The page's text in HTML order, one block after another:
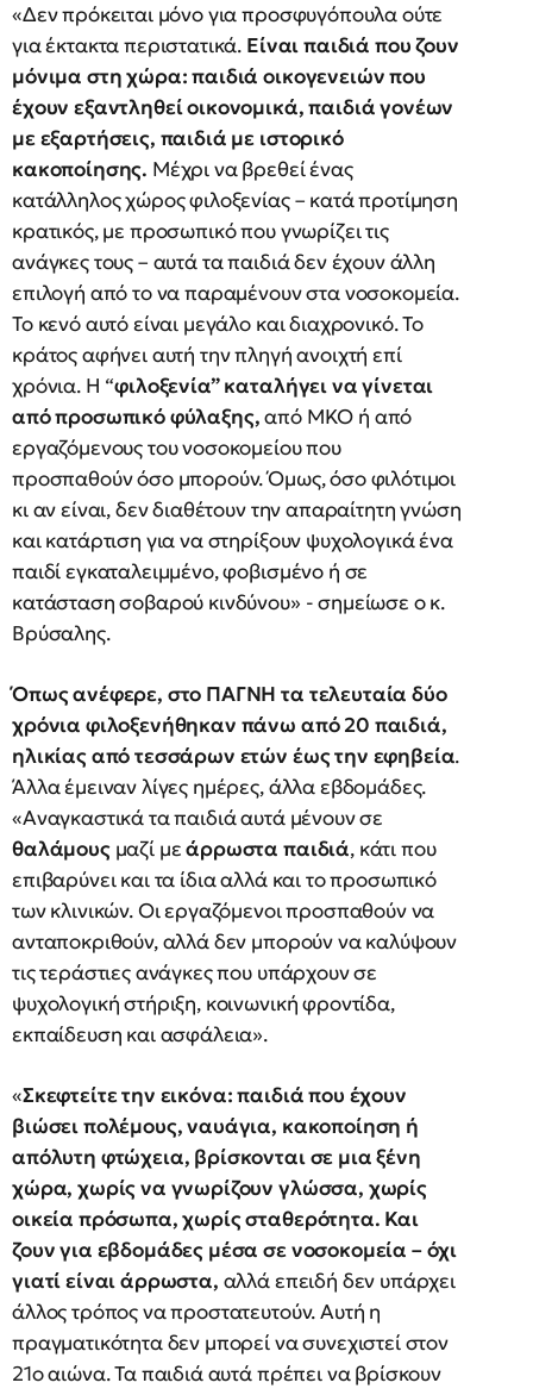
«Δεν πρόκειται μόνο για προσφυγόπουλα ούτε
για έκτακτα περιστατικά. Είναι παιδιά που ζουν
μόνιμα στη χώρα: παιδιά οικογενειών που
έχουν εξαντληθεί οικονομικά, παιδιά γονέων
με εξαρτήσεις, παιδιά με ιστορικό
κακοποίησης. Μέχρι να βρεθεί ένας
κατάλληλος χώρος φιλοξενίας – κατά προτίμηση
κρατικός, με προσωπικό που γνωρίζει τις
ανάγκες τους – αυτά τα παιδιά δεν έχουν άλλη
επιλογή από το να παραμένουν στα νοσοκομεία.
Το κενό αυτό είναι μεγάλο και διαχρονικό. Το
κράτος αφήνει αυτή την πληγή ανοιχτή επί
χρόνια. Η “φιλοξενία” καταλήγει να γίνεται
από προσωπικό φύλαξης,από ΜΚΟ ή από
εργαζόμενους του νοσοκομείου που
προσπαθούν όσο μπορούν. Όμως, όσο φιλότιμοι
κι αν είναι, δεν διαθέτουν την απαραίτητη γνώση
και κατάρτιση για να στηρίξουν ψυχολογικά ένα
παιδί εγκαταλειμμένο, φοβισμένο ή σε
κατάσταση σοβαρού κινδύνου» - σημείωσε ο κ.
Βρύσαλης.
Όπως ανέφερε, στο ΠΑΓΝΗ τα τελευταία δύο
χρόνια φιλοξενήθηκαν πάνω από 20 παιδιά,
ηλικίας από τεσσάρων ετών έως την εφηβεία.
Άλλα έμειναν λίγες ημέρες, άλλα εβδομάδες.
«Αναγκαστικά τα παιδιά αυτά μένουν σε
θαλάμους μαζί μεάρρωστα παιδιά, κάτι που
επιβαρύνει και τα ίδια αλλά και το προσωπικό
των κλινικών. Οι εργαζόμενοι προσπαθούν να
ανταποκριθούν, αλλά δεν μπορούν να καλύψουν
τις τεράστιες ανάγκες που υπάρχουν σε
ψυχολογική στήριξη, κοινωνική φροντίδα,
εκπαίδευση και ασφάλεια».
«Σκεφτείτε την εικόνα: παιδιά που έχουν
βιώσει πολέμους, ναυάγια, κακοποίηση ή
απόλυτη φτώχεια, βρίσκονται σε μια ξένη
χώρα, χωρίς να γνωρίζουν γλώσσα, χωρίς
οικεία πρόσωπα, χωρίς σταθερότητα. Και
ζουν για εβδομάδες μέσα σε νοσοκομεία – όχι
γιατί είναι άρρωστα, αλλά επειδή δεν υπάρχει
άλλος τρόπος να προστατευτούν. Αυτή η
πραγματικότητα δεν μπορεί να συνεχιστεί στον
21ο αιώνα. Τα παιδιά αυτά πρέπει να βρίσκουν